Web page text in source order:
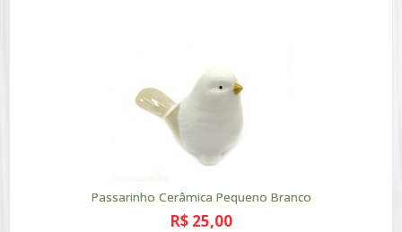
Passarinho Cerâmica Pequeno Branco
R$ 25,00